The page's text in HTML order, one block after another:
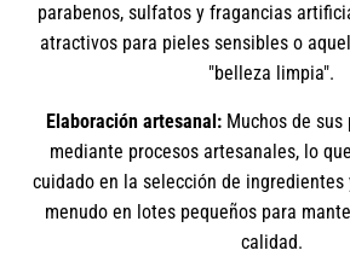
parabenos, sulfatos y fragancias
atractivos para pieles sensibles o
"belleza limpia".
Elaboración artesanal: Muchos de
mediante procesos artesanales, lo
cuidado en la selección de ingredientes
menudo en lotes pequeños para
calidad.